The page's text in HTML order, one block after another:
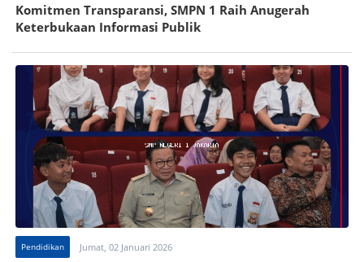
Komitmen Transparansi, SMPN 1 Raih Anugerah
Keterbukaan Informasi Publik
Pendidikan Jumat, 02 Januari 2026